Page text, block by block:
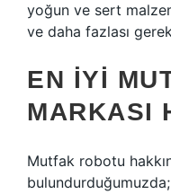
yoğun ve sert
ve daha fazlası
EN IYI
MARKASI
Mutfak robotu